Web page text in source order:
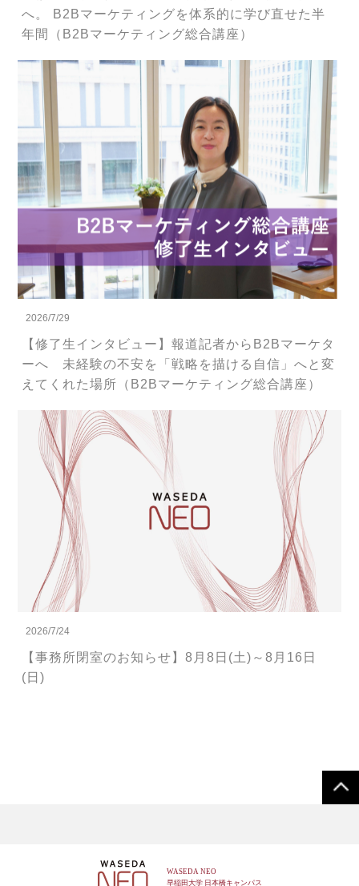
へ。 B2Bマーケティングを体系的に学び直せた半
年間（B2Bマーケティング総合講座）
2026/7/29
【修了生インタビュー】報道記者からB2Bマーケタ
ーへ 未経験の不安を「戦略を描ける自信」へと変
えてくれた場所（B2Bマーケティング総合講座）
2026/7/24
【事務所閉室のお知らせ】8月8日(土)～8月16日
(日)